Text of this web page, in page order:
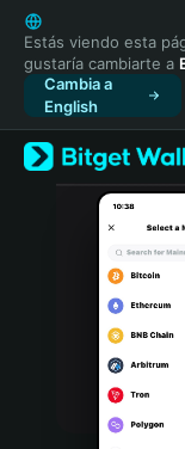
English
日本語
Tiếng Việt
Русский
Español
Türkçe
Italiano
Português (Portugal)
Bahasa Indonesia
Estás viendo esta
gustaría cambiarte a
Cambia a
English